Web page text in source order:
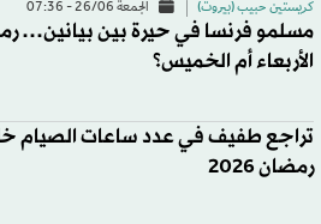
كريستين حبيب (بيروت) الجمعة 26/06 - 07:36
مسلمو فرنسا في حيرة بين بيانين…
الأربعاء أم الخميس؟
تراجع طفيف في عدد ساعات الصيام
رمضان 2026